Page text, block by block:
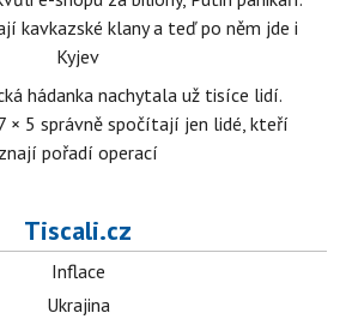
kavkazské klany a teď po něm jde i
Kyjev
hádanka nachytala už tisíce lidí.
× 5 správně spočítají jen lidé, kteří
znají pořadí operací
Tiscali.cz
Inflace
Ukrajina